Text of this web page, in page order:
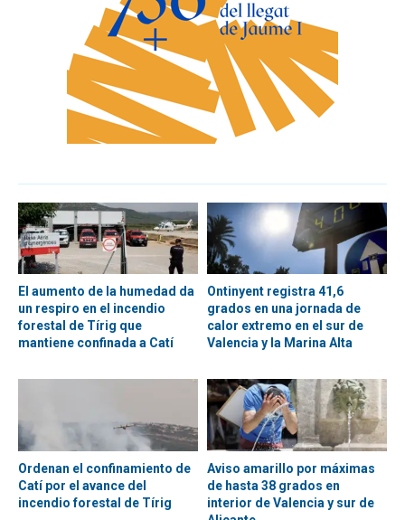
El aumento de la humedad da
un respiro en el incendio
forestal de Tírig que
mantiene confinada a Catí
Ontinyent registra 41,6
grados en una jornada de
calor extremo en el sur de
Valencia y la Marina Alta
Ordenan el confinamiento de
Catí por el avance del
incendio forestal de Tírig
Aviso amarillo por máximas
de hasta 38 grados en
interior de Valencia y sur de